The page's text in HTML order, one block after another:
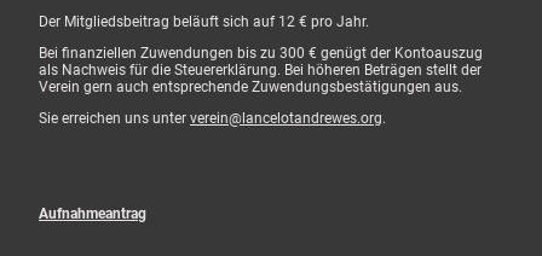
Der Mitgliedsbeitrag beläuft sich auf 12 € pro Jahr.
Bei finanziellen Zuwendungen bis zu 300 € genügt der Kontoauszug
als Nachweis für die Steuererklärung. Bei höheren Beträgen stellt der
Verein gern auch entsprechende Zuwendungsbestätigungen aus.
Sie erreichen uns unter verein@lancelotandrewes.org.
Aufnahmeantrag